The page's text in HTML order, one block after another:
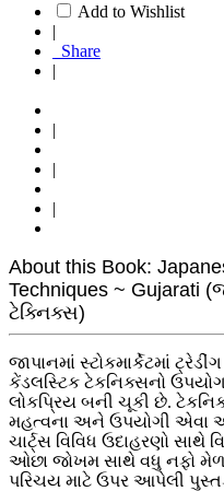
Add to Wishlist
|
Share
|
|
|
|
About this Book:
Techniques ~ Gujarati
ટેક્નિક્સ)
જાપાનમાં સ્ટોકમાર્કેટમાં
કેંડલસ્ટિક ટેકનિક્સનો
લોકપ્રિય બની ચૂકી છે.
મહત્વના અને ઉપયોગી એવા
ચાર્ટ્સ વિવિધ ઉદાહરણો સાથે
ઓછા જોખમ સાથે વધુ નફો
પરિચય માટે ઉપર આપેલી